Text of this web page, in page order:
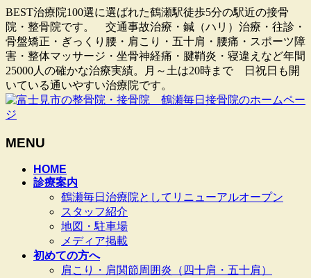
BEST治療院100選に選ばれた鶴瀬駅徒歩5分の駅近の接骨
院・整骨院です。 交通事故治療・鍼（ハリ）治療・往診・
骨盤矯正・ぎっくり腰・肩こり・五十肩・腰痛・スポーツ障
害・整体マッサージ・坐骨神経痛・腱鞘炎・寝違えなど年間
25000人の確かな治療実績。月～土は20時まで 日祝日も開
いている通いやすい治療院です。
MENU
HOME
診療案内
鶴瀬毎日治療院としてリニューアルオープン
スタッフ紹介
地図・駐車場
メディア掲載
初めての方へ
肩こり・肩関節周囲炎（四十肩・五十肩）